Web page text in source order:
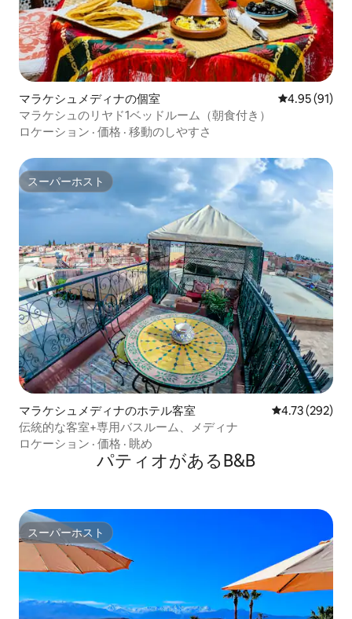
マラケシュメディナの個室 レビュー91
4.95 (91)
マラケシュのリヤド1ベッドルーム（朝食付き）
ロケーション · 価格 · 移動のしやすさ
スーパーホスト
スーパーホスト
マラケシュメディナのホテル客室 レビュー292
4.73 (292)
伝統的な客室+専用バスルーム、メディナ
ロケーション · 価格 · 眺め
パティオがあるB&B
スーパーホスト
スーパーホスト